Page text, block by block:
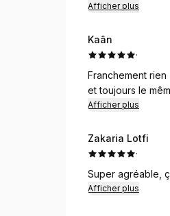
Afficher plus
Kaân
·
Franchement
et toujours le
Afficher plus
Zakaria Lotfi
·
Super agréable,
Afficher plus